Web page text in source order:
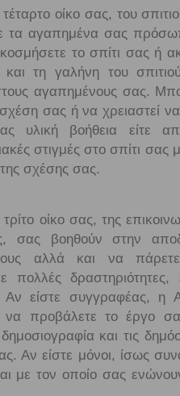
οίκο σας, του
τα αγαπημένα σας
το σπίτι σας ή
και τη γαλήνη του
αγαπημένους σας.
σας ή να χρειαστεί
υλική βοήθεια είτε
στιγμές στο σπίτι
σχέσης σας.
οίκο σας, της
σας βοηθούν στην
αλλά και να
δραστηριότητες,
είστε συγγραφέας, η
να προβάλετε το έργο
και τις
Αν είστε μόνοι, ίσως
με τον οποίο σας